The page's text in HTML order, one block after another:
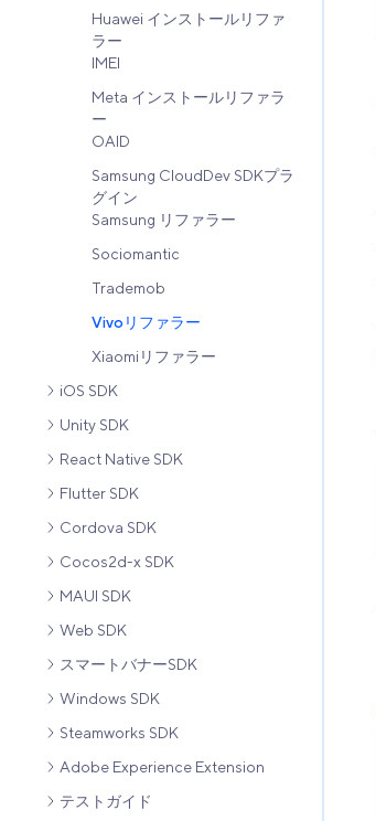
Huawei インストールリファ
ラー
IMEI
Meta インストールリファラ
ー
OAID
Samsung CloudDev SDKプラ
グイン
Samsung リファラー
Sociomantic
Trademob
Vivoリファラー
Xiaomiリファラー
iOS SDK
Unity SDK
React Native SDK
Flutter SDK
Cordova SDK
Cocos2d-x SDK
MAUI SDK
Web SDK
スマートバナーSDK
Windows SDK
Steamworks SDK
Adobe Experience Extension
テストガイド